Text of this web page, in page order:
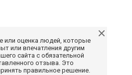
или оценка людей, которые
или впечатления другим
сайта с обязательной
отзыва. Это
правильное решение.